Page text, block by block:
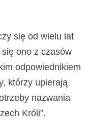
się od wielu lat
ono z czasów
odpowiednikiem
którzy upierają
nazwania
Króli”.